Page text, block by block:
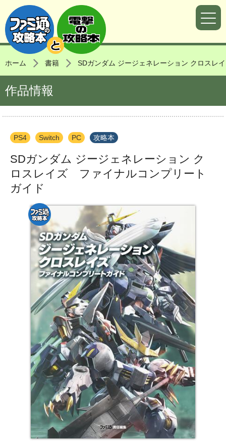
ホーム 書籍 SDガンダム ジージェネレーション クロスレ
作品情報
PS4 Switch PC 攻略本
SDガンダム ジージェネレーション ク
ロスレイズ ファイナルコンプリート
ガイド